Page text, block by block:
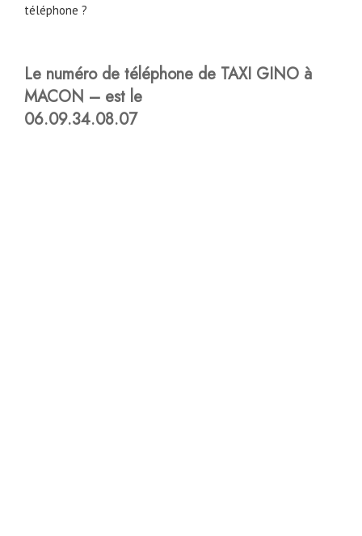
téléphone ?
Le numéro de téléphone de TAXI GINO à
MACON – est le
06.09.34.08.07